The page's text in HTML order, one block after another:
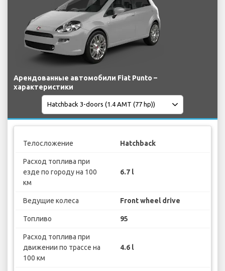
Арендованные автомобили Fiat Punto –
характеристики
Телосложение Hatchback
Расход топлива при
езде по городу на 100
км
6.7 l
Ведущие колеса Front wheel drive
Топливо 95
Расход топлива при
движении по трассе на
100 км
4.6 l